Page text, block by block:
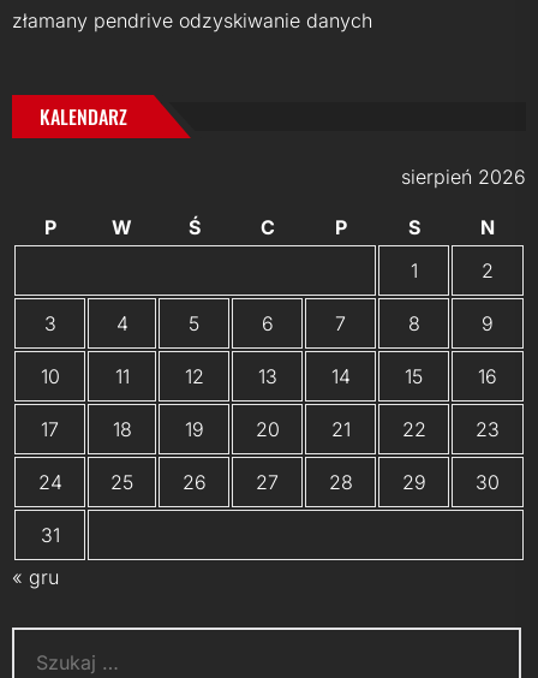
złamany pendrive odzyskiwanie danych
KALENDARZ
sierpień 2026
P W Ś C P S
N
1
2
3 4 5 6 7 8 9
10 11 12 13 14 15 16
17 18 19 20 21 22 23
24 25 26 27 28 29 30
31
« gru